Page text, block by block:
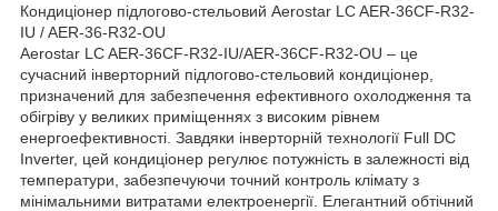
Кондиціонер підлогово-стельовий Aerostar LC AER-36CF-R32-
IU / AER-36-R32-OU
Aerostar LC AER-36CF-R32-IU/AER-36CF-R32-OU – це
сучасний інверторний підлогово-стельовий кондиціонер,
призначений для забезпечення ефективного охолодження та
обігріву у великих приміщеннях з високим рівнем
енергоефективності. Завдяки інверторній технології Full DC
Inverter, цей кондиціонер регулює потужність в залежності від
температури, забезпечуючи точний контроль клімату з
мінімальними витратами електроенергії. Елегантний обтічний